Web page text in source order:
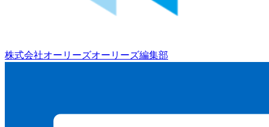
株式会社オーリーズオーリーズ編集部